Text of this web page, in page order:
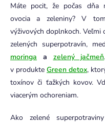
Máte pocit, že počas dňa
ovocia a zeleniny? V
výživových doplnkoch.
zelených superpotravín,
moringa a zelený jačmeň
v produkte Green detox,
toxínov či ťažkých kovov.
viacerým ochoreniam.
Ako zelené